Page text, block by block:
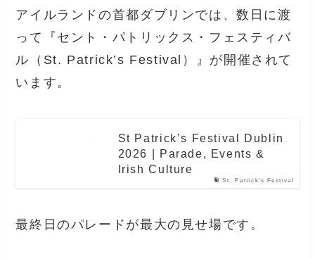
アイルランドの首都ダブリンでは、数日に渡
って『セント・パトリックス・フェスティバ
ル（St. Patrick’s Festival）』が開催されて
います。
St. Patrick’s Festival
St Patrick’s Festival Dublin
2026 | Parade, Events &
Irish Culture
最終日のパレードが最大の見せ場です。